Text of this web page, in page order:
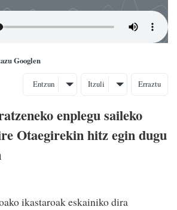
Googlen
Entzun Itzuli Erraztu
enplegu saileko
Otaegirekin hitz egin dugu
ikastaroak eskainiko dira